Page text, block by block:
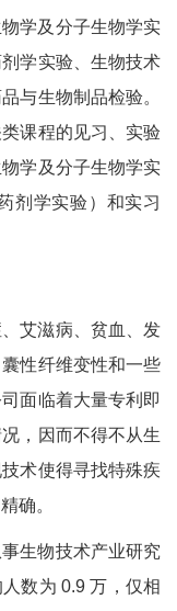
学及分子生物学实
学实验、生物技术
与生物制品检验。
课程的见习、实验
学及分子生物学实
剂学实验）和实习
艾滋病、贫血、发
性纤维变性和一些
面临着大量专利即
，因而不得不从生
术使得寻找特殊疾
确。
生物技术产业研究
数为 0.9 万，仅相